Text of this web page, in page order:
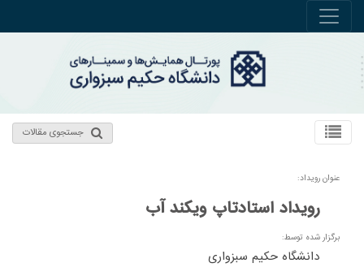
جستجوی مقالات
عنوان رویداد:
رویداد استادتاپ ویکند آب
برگزار شده توسط:
دانشگاه حکیم سبزواری